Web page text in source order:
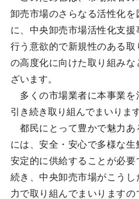
卸売市場のさらなる活性化
に、中央卸売市場活性化支
行う意欲的で新規性のある
の高度化に向けた取り組み
ざいます。
多くの市場業者に本事業を
引き続き取り組んでまいります
都民にとって豊かで魅力あ
には、安全・安心で多様な生
安定的に供給することが必要
続き、中央卸売市場がこう
力で取り組んでまいります